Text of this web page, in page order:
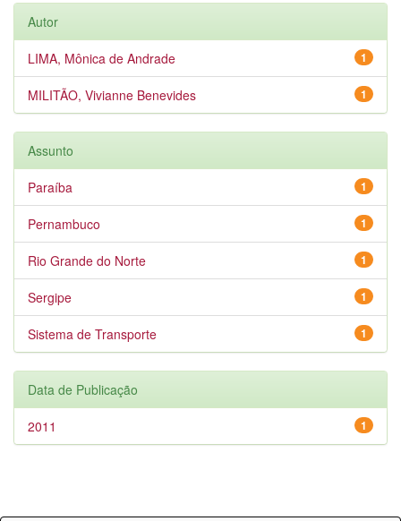
Autor
1
LIMA, Mônica de Andrade
1
MILITÃO, Vivianne Benevides
Assunto
1
Paraíba
1
Pernambuco
1
Rio Grande do Norte
1
Sergipe
1
Sistema de Transporte
Data de Publicação
1
2011